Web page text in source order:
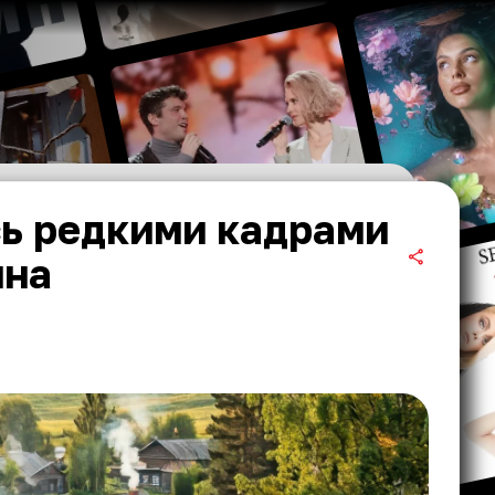
редкими кадрами